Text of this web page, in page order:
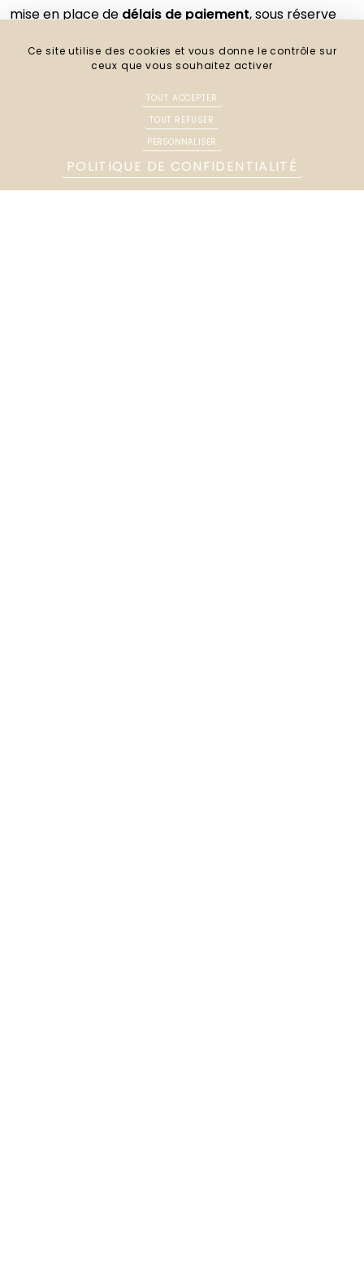
mise en place de délais de paiement, sous réserve
Pour toute information complémentaire concernant
les honoraires de votre avocat à Abbeville, le cabinet
se tient à votre disposition pour vous apporter une
information claire et personnalisée lors d’un premier
rendez-vous.
Ce site utilise des cookies et vous donne le contrôle sur
ceux que vous souhaitez activer
TOUT ACCEPTER
TOUT REFUSER
PERSONNALISER
POLITIQUE DE CONFIDENTIALITÉ